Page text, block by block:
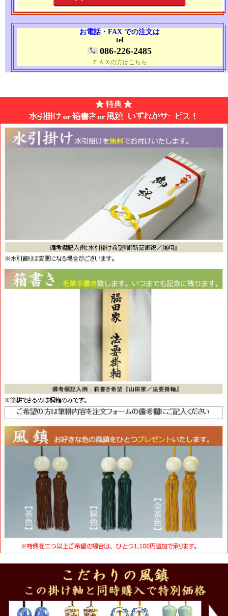
お電話・FAX での注文は
tel
086-226-2485
ＦＡＸの方はこちら